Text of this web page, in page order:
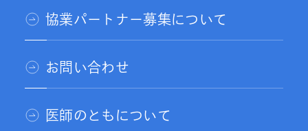
協業パートナー募集について
お問い合わせ
医師のともについて